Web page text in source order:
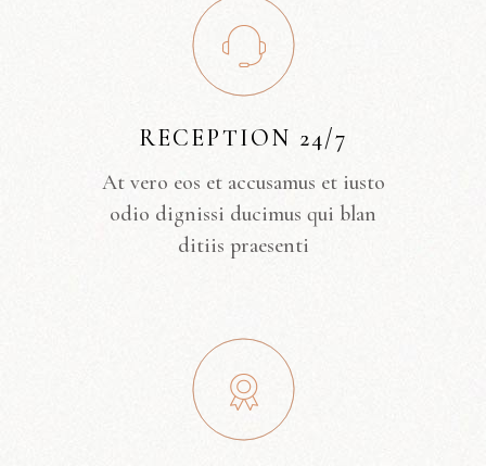
RECEPTION 24/7
At vero eos et accusamus et iusto
odio dignissi ducimus qui blan
ditiis praesenti